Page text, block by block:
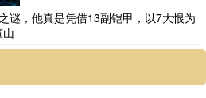
谜，他真是凭借13副铠甲，以7大恨为